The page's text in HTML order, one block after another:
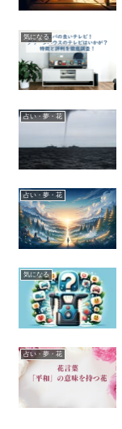
気になる
占い・夢・花
占い・夢・花
気になる
占い・夢・花